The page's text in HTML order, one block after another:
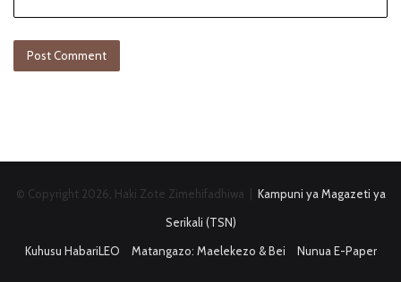
© Copyright 2026, Haki Zote Zimehifadhiwa | Kampuni ya Magazeti ya
Serikali (TSN)
Kuhusu HabariLEO
Matangazo: Maelekezo & Bei Nunua E-Paper